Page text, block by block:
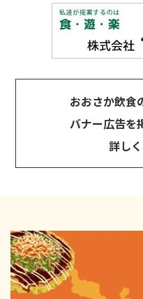
おおさか飲食
バナー広告を
詳し